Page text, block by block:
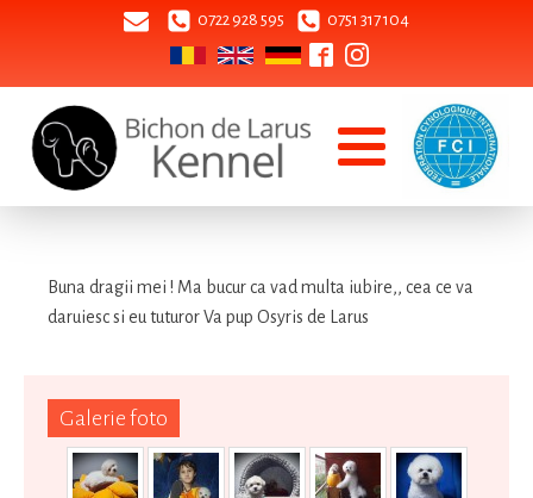
0722 928 595 0751 317 104
Galerie foto
Buna dragii mei ! Ma bucur ca vad multa iubire,, cea ce va
daruiesc si eu tuturor Va pup Osyris de Larus